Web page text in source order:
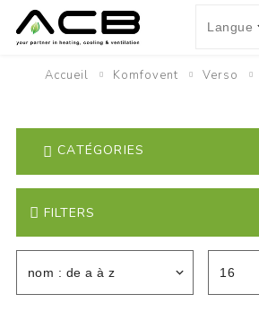
Accueil Komfovent Verso
FILTERS
CATÉGORIES